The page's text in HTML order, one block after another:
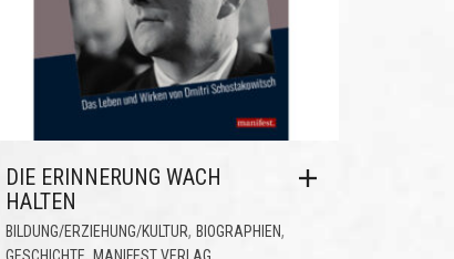
DIE ERINNERUNG WACH
HALTEN
BILDUNG/ERZIEHUNG/KULTUR, BIOGRAPHIEN,